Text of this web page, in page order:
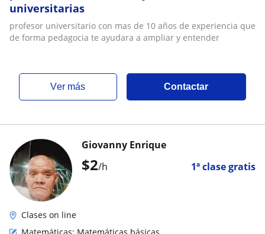
universitarias
profesor universitario con mas de 10 años de experiencia que
de forma pedagocia te ayudara a ampliar y entender
ver más Contactar
$2/h 1ª clase gratis
Giovanny Enrique
Clases on line